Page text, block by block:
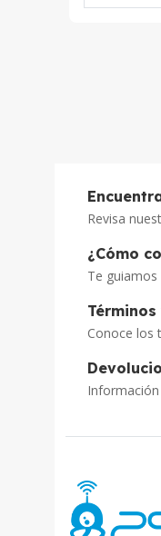
Revisa
¿Cómo
Te
Conoce los